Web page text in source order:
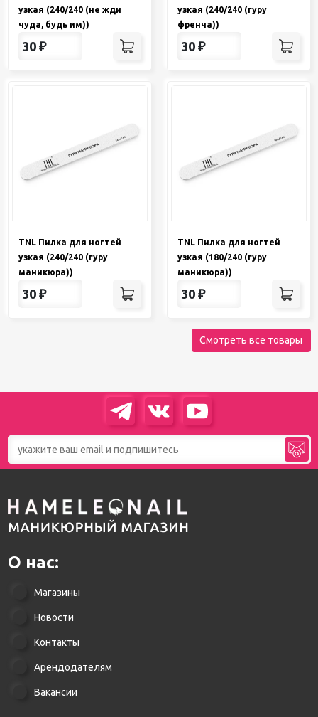
узкая (240/240 (не жди
чуда, будь им))
30 ₽
узкая (240/240 (гуру
френча))
30 ₽
TNL Пилка для ногтей
узкая (240/240 (гуру
маникюра))
30 ₽
TNL Пилка для ногтей
узкая (180/240 (гуру
маникюра))
30 ₽
Смотреть все товары
О нас:
Магазины
Новости
Контакты
Арендодателям
Вакансии